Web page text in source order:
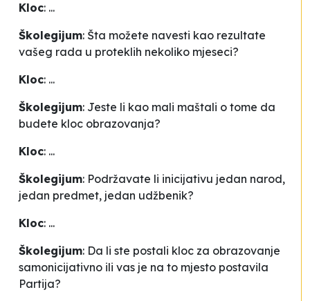
Kloc: ...
Školegijum: Šta možete navesti kao rezultate
vašeg rada u proteklih nekoliko mjeseci?
Kloc: ...
Školegijum: Jeste li kao mali maštali o tome da
budete kloc obrazovanja?
Kloc: ...
Školegijum: Podržavate li inicijativu jedan narod,
jedan predmet, jedan udžbenik?
Kloc: ...
Školegijum: Da li ste postali kloc za obrazovanje
samonicijativno ili vas je na to mjesto postavila
Partija?